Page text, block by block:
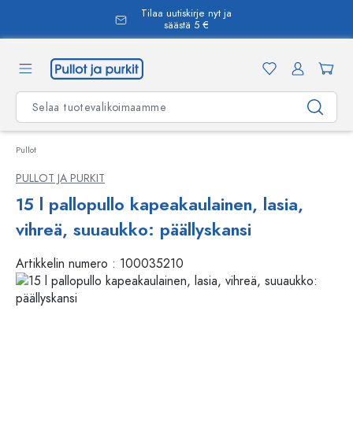
Tilaa uutiskirje nyt ja
säästä 5 €
Pullot
PULLOT JA PURKIT
15 l pallopullo kapeakaulainen, lasia,
vihreä, suuaukko: päällyskansi
Artikkelin numero : 100035210